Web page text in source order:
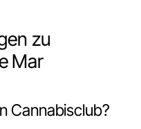
zu
Mar
Cannabisclub?